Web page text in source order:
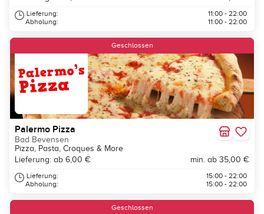
Lieferung:
Abholung:
11:00 - 22:00
11:00 - 22:00
Geschlossen
Palermo Pizza
Bad Bevensen
Pizza, Pasta, Croques & More
Lieferung: ab 6,00 €
min. ab 35,00 €
Lieferung:
Abholung:
15:00 - 22:00
15:00 - 22:00
Geschlossen